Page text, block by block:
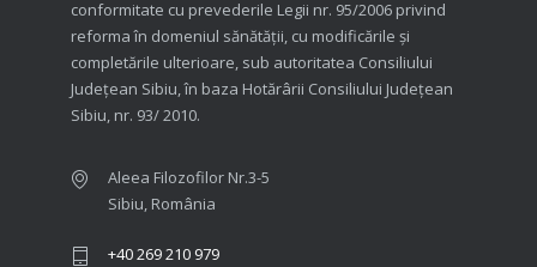
conformitate cu prevederile Legii nr. 95/2006 privind
reforma în domeniul sănătăţii, cu modificările şi
completările ulterioare, sub autoritatea Consiliului
Judeţean Sibiu, în baza Hotărârii Consiliului Judeţean
Sibiu, nr. 93/ 2010.
Aleea Filozofilor Nr.3-5
Sibiu, România
+40 269 210 979